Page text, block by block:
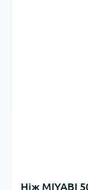
Ніж MIYABI